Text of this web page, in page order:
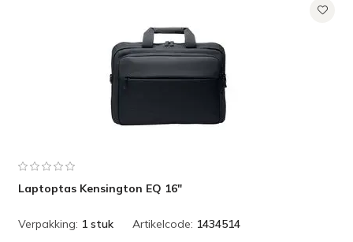
Laptoptas Kensington EQ 16"
Verpakking: 1 stuk Artikelcode: 1434514